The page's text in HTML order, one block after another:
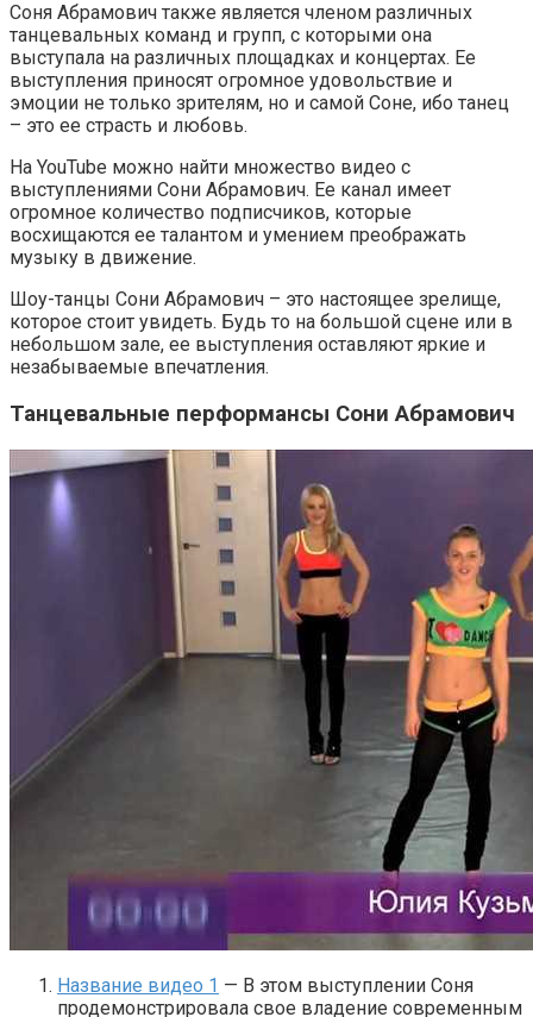
Соня Абрамович также является членом различных
танцевальных команд и групп, с которыми она
выступала на различных площадках и концертах. Ее
выступления приносят огромное удовольствие и
эмоции не только зрителям, но и самой Соне, ибо танец
– это ее страсть и любовь.
На YouTube можно найти множество видео с
выступлениями Сони Абрамович. Ее канал имеет
огромное количество подписчиков, которые
восхищаются ее талантом и умением преображать
музыку в движение.
Шоу-танцы Сони Абрамович – это настоящее зрелище,
которое стоит увидеть. Будь то на большой сцене или в
небольшом зале, ее выступления оставляют яркие и
незабываемые впечатления.
Танцевальные перформансы Сони Абрамович
Название видео 1 — В этом выступлении Соня
продемонстрировала свое владение современным